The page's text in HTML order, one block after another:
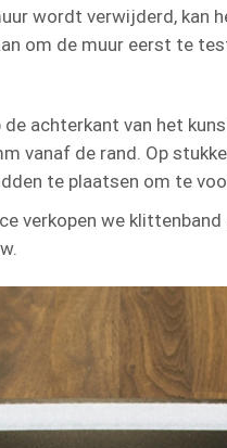
wordt verwijderd, kan
om de muur eerst te
achterkant van het
vanaf de rand. Op
te plaatsen om te
verkopen we